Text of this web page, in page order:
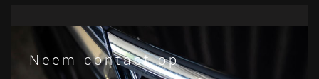
Neem contact op